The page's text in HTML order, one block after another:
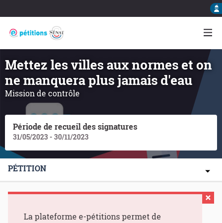
Mettez les villes aux normes et on
ne manquera plus jamais d'eau
Mission de contrôle
Période de recueil des signatures
31/05/2023 - 30/11/2023
PÉTITION
La plateforme e-pétitions permet de